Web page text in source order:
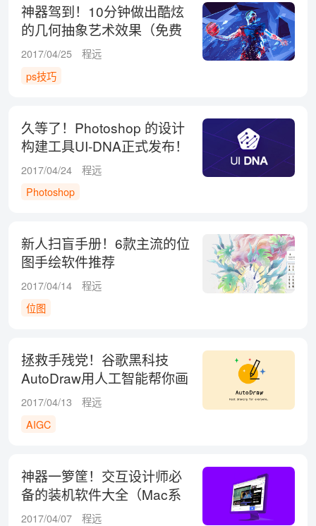
神器驾到！10分钟做出酷炫
的几何抽象艺术效果（免费
下载）
2017/04/25
程远
ps技巧
久等了！Photoshop 的设计
构建工具UI-DNA正式发布！
2017/04/24
程远
Photoshop
新人扫盲手册！6款主流的位
图手绘软件推荐
2017/04/14
程远
位图
拯救手残党！谷歌黑科技
AutoDraw用人工智能帮你画
画！
2017/04/13
程远
AIGC
神器一箩筐！交互设计师必
备的装机软件大全（Mac系
统）
2017/04/07
程远